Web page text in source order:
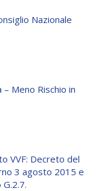
Nazionale
Meno Rischio in
VVF: Decreto del
3 agosto 2015 e